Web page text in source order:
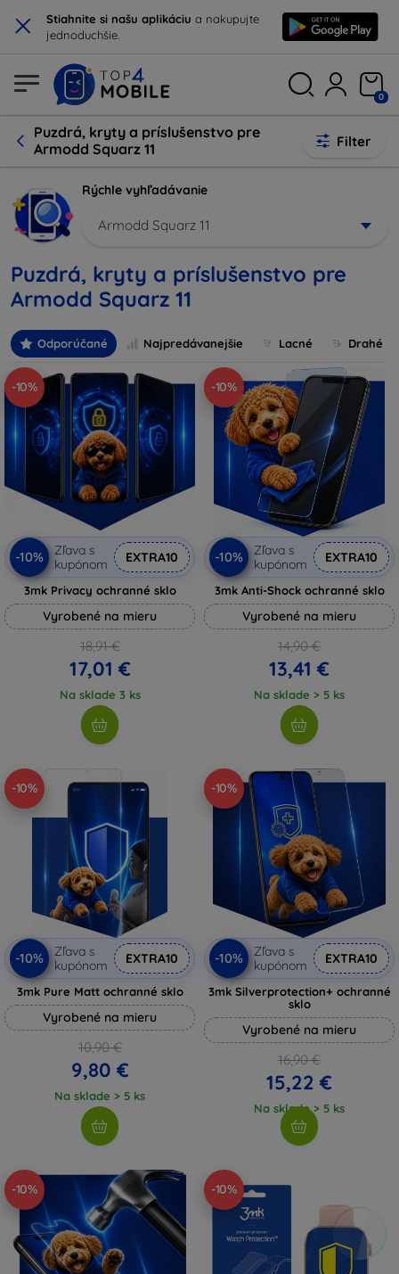
× Stiahnite si našu aplikáciu a nakupujte
jednoduchšie.
0
Puzdrá, kryty a príslušenstvo pre
Armodd Squarz 11
Filter
Rýchle vyhľadávanie
Armodd Squarz 11
Puzdrá, kryty a príslušenstvo pre
Armodd Squarz 11
Odporúčané Najpredávanejšie Lacné Drahé
-10%
-10%
Zľava s
kupónom
EXTRA10
3mk Privacy ochranné sklo
Vyrobené na mieru
18,91 €
17,01 €
Na sklade 3 ks
-10%
-10%
Zľava s
kupónom
EXTRA10
3mk Anti-Shock ochranné sklo
Vyrobené na mieru
14,90 €
13,41 €
Na sklade > 5 ks
-10%
-10%
Zľava s
kupónom
EXTRA10
3mk Pure Matt ochranné sklo
Vyrobené na mieru
10,90 €
9,80 €
Na sklade > 5 ks
-10%
-10%
Zľava s
kupónom
EXTRA10
3mk Silverprotection+ ochranné
sklo
Vyrobené na mieru
16,90 €
15,22 €
Na sklade > 5 ks
-10% -10%